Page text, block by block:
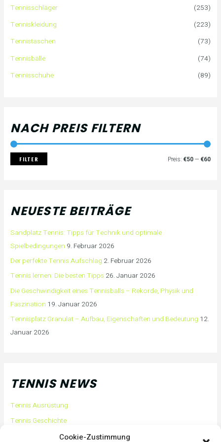
Cookie-Zustimmung
n
a
c
h
Tennisschläger
(253)
Tenniskleidung
(223)
Tennistaschen
(73)
Tennisbälle
(74)
Tennisschuhe
(89)
NACH PREIS FILTERN
e
i
s
e
i
s
FILTER Preis: €50— €60
NEUESTE BEITRÄGE
Sandplatz Tennis: Tipps für Technik und optimale
Spielbedingungen 9. Februar 2026
Der perfekte Tennis Aufschlag 2. Februar 2026
Tennis lernen: Die besten Tipps 26. Januar 2026
Die Geschwindigkeit eines Tennisballs – Rekorde, Physik und
Faszination 19. Januar 2026
Tennisplatz Granulat – Aufbau, Eigenschaften und Bedeutung 12.
Januar 2026
TENNIS NEWS
Tennis Ausrüstung
Tennis Geschichte
Tennis Tipps und Tricks